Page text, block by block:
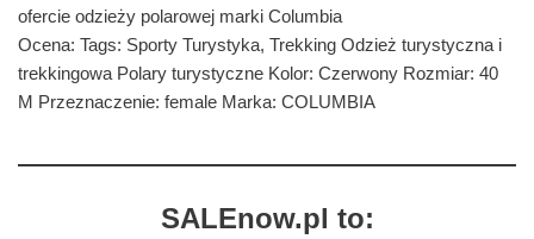
ofercie odzieży polarowej marki Columbia
Ocena: Tags: Sporty Turystyka, Trekking Odzież turystyczna i
trekkingowa Polary turystyczne Kolor: Czerwony Rozmiar: 40
M Przeznaczenie: female Marka: COLUMBIA
SALEnow.pl to: